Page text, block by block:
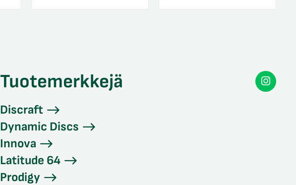
Tuotemerkkejä
Discraft
Dynamic Discs
Innova
Latitude 64
Prodigy